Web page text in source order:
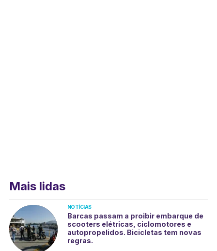
Mais lidas
NOTÍCIAS
Barcas passam a proibir embarque de
scooters elétricas, ciclomotores e
autopropelidos. Bicicletas tem novas
regras.